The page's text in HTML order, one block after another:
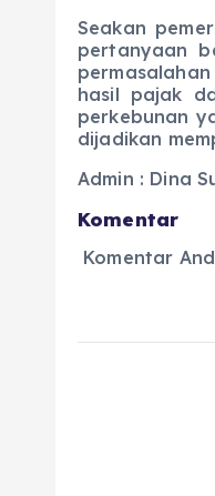
Seakan
pertanyaan
hasil pajak
perkebunan
dijadikan
Admin : Dina
Komentar
Komentar